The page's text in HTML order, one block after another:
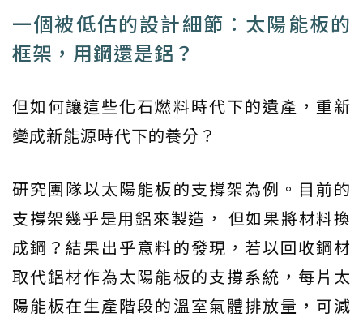
一個被低估的設計細節：太陽能板的
框架，用鋼還是鋁？
但如何讓這些化石燃料時代下的遺產，重新
變成新能源時代下的養分？
研究團隊以太陽能板的支撐架為例。目前的
支撐架幾乎是用鋁來製造， 但如果將材料換
成鋼？結果出乎意料的發現，若以回收鋼材
取代鋁材作為太陽能板的支撐系統，每片太
陽能板在生產階段的溫室氣體排放量，可減